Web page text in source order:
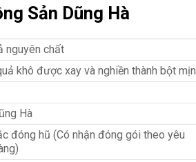
Sản Dũng Hà
nguyên chất
khô được xay và nghiền thành bột mịn
Hà
đóng hũ (Có nhận đóng gói theo yêu